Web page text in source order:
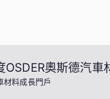
奧斯德汽車
材料成長門戶